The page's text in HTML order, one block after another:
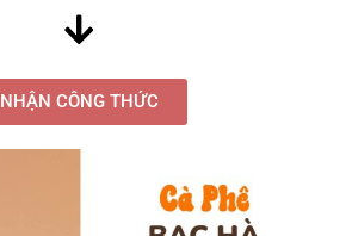
NHẬN CÔNG THỨC